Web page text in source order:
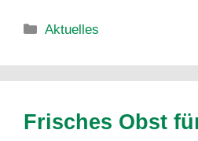
Aktuelles
Frisches Obst